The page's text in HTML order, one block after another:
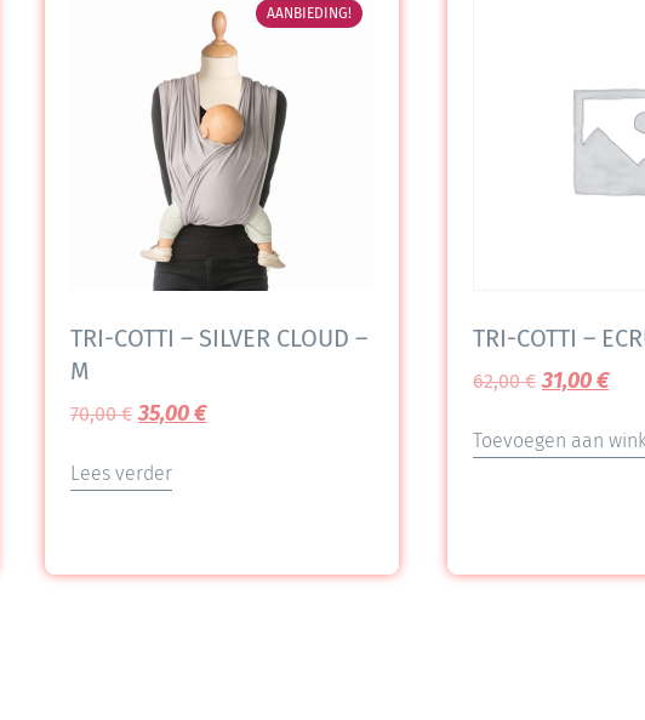
AANBIEDING!
TRI-COTTI – SILVER CLOUD –
M
70,00€ 35,00€
Lees verder
TRI-COTTI –
62,00€ 31,00€
Toevoegen aan